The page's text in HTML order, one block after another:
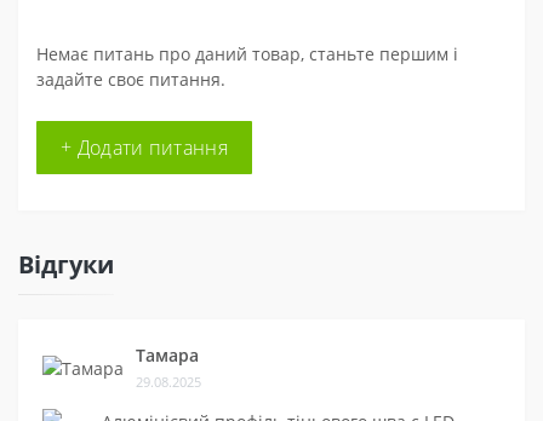
Немає питань про даний товар, станьте першим і
задайте своє питання.
+ Додати питання
Відгуки
Тамара
29.08.2025